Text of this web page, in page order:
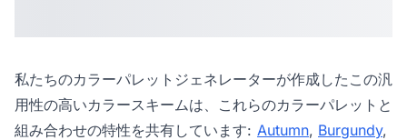
私たちのカラーパレットジェネレーターが作成したこの汎
用性の高いカラースキームは、これらのカラーパレットと
組み合わせの特性を共有しています: Autumn, Burgundy,